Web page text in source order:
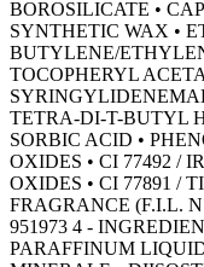
BOROSILICATE •
SYNTHETIC WAX •
BUTYLENE/
TOCOPHERYL
TETRA-DI-T-BUTYL
SORBIC ACID •
OXIDES • CI 77492 /
OXIDES • CI 77891 /
FRAGRANCE (F.I.L.
951973 4 -
PARAFFINUM